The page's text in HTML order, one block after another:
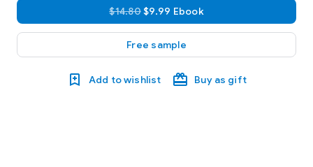
$14.80$9.99 Ebook
Free sample
Add to wishlist Buy as gift